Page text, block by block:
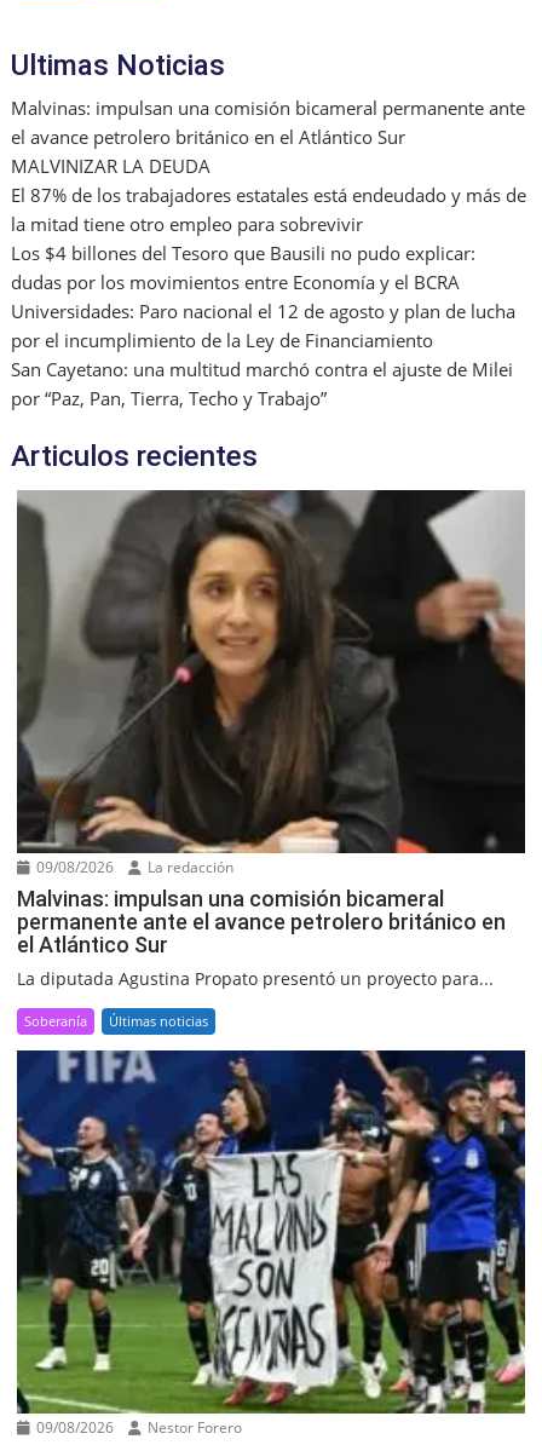
Ultimas Noticias
Malvinas: impulsan una comisión bicameral permanente ante
el avance petrolero británico en el Atlántico Sur
MALVINIZAR LA DEUDA
El 87% de los trabajadores estatales está endeudado y más de
la mitad tiene otro empleo para sobrevivir
Los $4 billones del Tesoro que Bausili no pudo explicar:
dudas por los movimientos entre Economía y el BCRA
Universidades: Paro nacional el 12 de agosto y plan de lucha
por el incumplimiento de la Ley de Financiamiento
San Cayetano: una multitud marchó contra el ajuste de Milei
por “Paz, Pan, Tierra, Techo y Trabajo”
Articulos recientes
09/08/2026 La redacción
Malvinas: impulsan una comisión bicameral
permanente ante el avance petrolero británico en
el Atlántico Sur
La diputada Agustina Propato presentó un proyecto para...
Soberanía Últimas noticias
09/08/2026 Nestor Forero